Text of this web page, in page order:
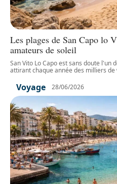
Les plages de San Capo lo
amateurs de soleil
San Vito Lo Capo est sans doute l'un
attirant chaque année des milliers de
Voyage 28/06/2026